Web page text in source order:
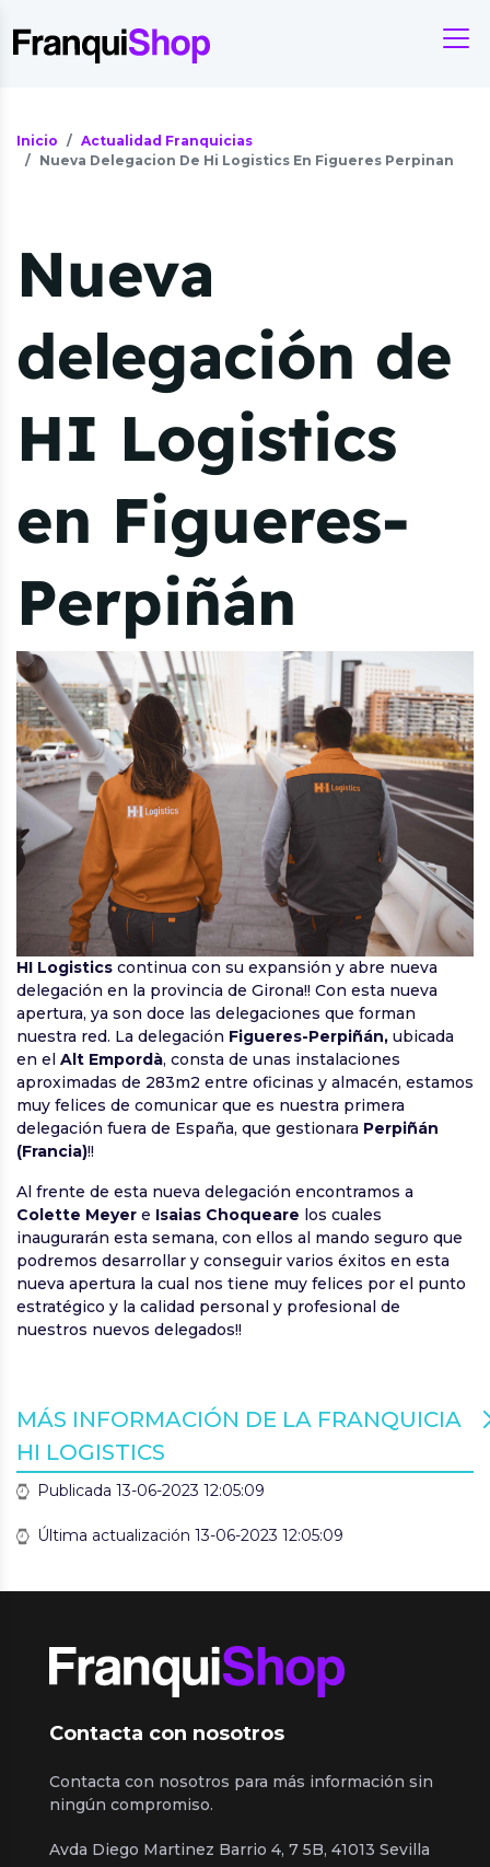
Inicio
Actualidad Franquicias
Nueva Delegacion De Hi Logistics En Figueres Perpinan
Nueva
delegación de
HI Logistics
en Figueres-
Perpiñán
HI Logistics continua con su expansión y abre nueva
delegación en la provincia de Girona!! Con esta nueva
apertura, ya son doce las delegaciones que forman
nuestra red. La delegación Figueres-Perpiñán, ubicada
en el Alt Empordà, consta de unas instalaciones
aproximadas de 283m2 entre oficinas y almacén, estamos
muy felices de comunicar que es nuestra primera
delegación fuera de España, que gestionara Perpiñán
(Francia)!!
Al frente de esta nueva delegación encontramos a
Colette Meyer e Isaias Choqueare los cuales
inaugurarán esta semana, con ellos al mando seguro que
podremos desarrollar y conseguir varios éxitos en esta
nueva apertura la cual nos tiene muy felices por el punto
estratégico y la calidad personal y profesional de
nuestros nuevos delegados!!
MÁS INFORMACIÓN DE LA FRANQUICIA
HI LOGISTICS
Publicada 13-06-2023 12:05:09
Última actualización 13-06-2023 12:05:09
Contacta con nosotros
Contacta con nosotros para más información sin
ningún compromiso.
Avda Diego Martinez Barrio 4, 7 5B, 41013 Sevilla